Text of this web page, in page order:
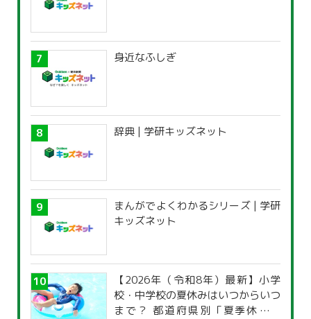
身近なふしぎ
辞典 | 学研キッズネット
まんがでよくわかるシリーズ | 学研
キッズネット
【2026年（令和8年）最新】小学
校・中学校の夏休みはいつからいつ
まで？ 都道府県別「夏季休暇一